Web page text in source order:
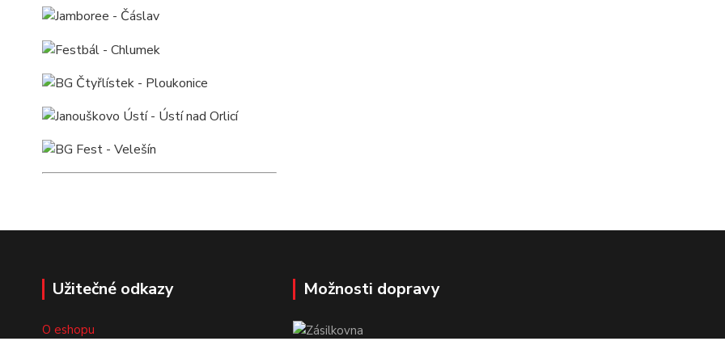
Užitečné odkazy
O eshopu
Možnosti dopravy